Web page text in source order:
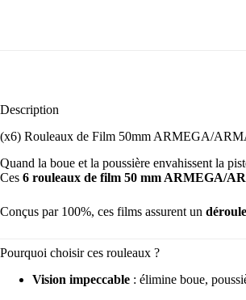
Description
(x6) Rouleaux de Film 50mm ARMEGA/
Quand la boue et la poussière envahissent la
Ces 6 rouleaux de film 50 mm ARMEGA/
Conçus par 100%, ces films assurent un
Pourquoi choisir ces rouleaux ?
Vision impeccable : élimine boue,